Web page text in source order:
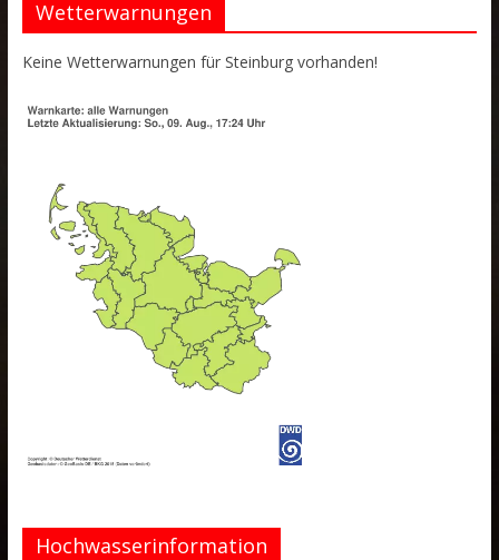
Wetterwarnungen
Keine Wetterwarnungen für Steinburg vorhanden!
Hochwasserinformation